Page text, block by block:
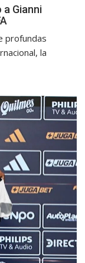
Gianni
profundas
la